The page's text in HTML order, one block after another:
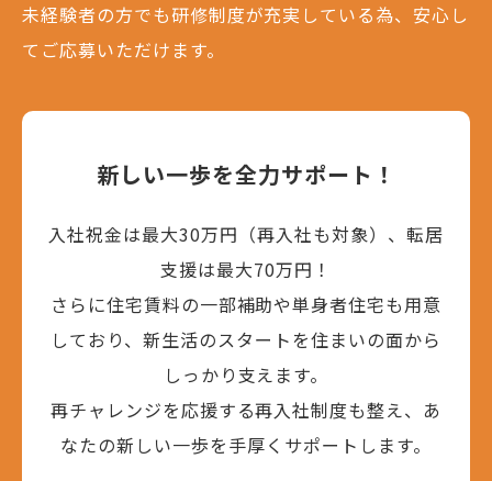
ー説明会・採用試験
ーご応募から採用までの流れ
未経験者の方でも研修制度が充実している為、安心し
てご応募いただけます。
新しい一歩を全力サポート！
入社祝金は最大30万円（再入社も対象）、転居
支援は最大70万円！
さらに住宅賃料の一部補助や単身者住宅も用意
しており、新生活のスタートを住まいの面から
しっかり支えます。
再チャレンジを応援する再入社制度も整え、あ
なたの新しい一歩を手厚くサポートします。